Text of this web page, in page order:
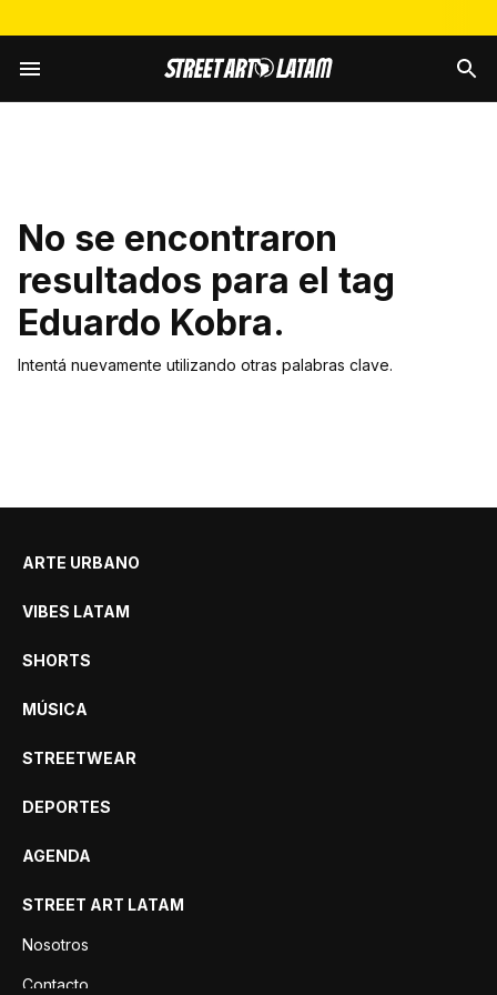
No se encontraron
resultados para el tag
Eduardo Kobra.
Intentá nuevamente utilizando otras palabras clave.
ARTE URBANO
VIBES LATAM
SHORTS
MÚSICA
STREETWEAR
DEPORTES
AGENDA
STREET ART LATAM
Nosotros
Contacto